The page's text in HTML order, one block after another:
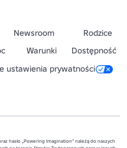
Newsroom
Rodzice
Warunki
Dostępność
ustawienia prywatności
hasło „Powering Imagination” należą do naszych